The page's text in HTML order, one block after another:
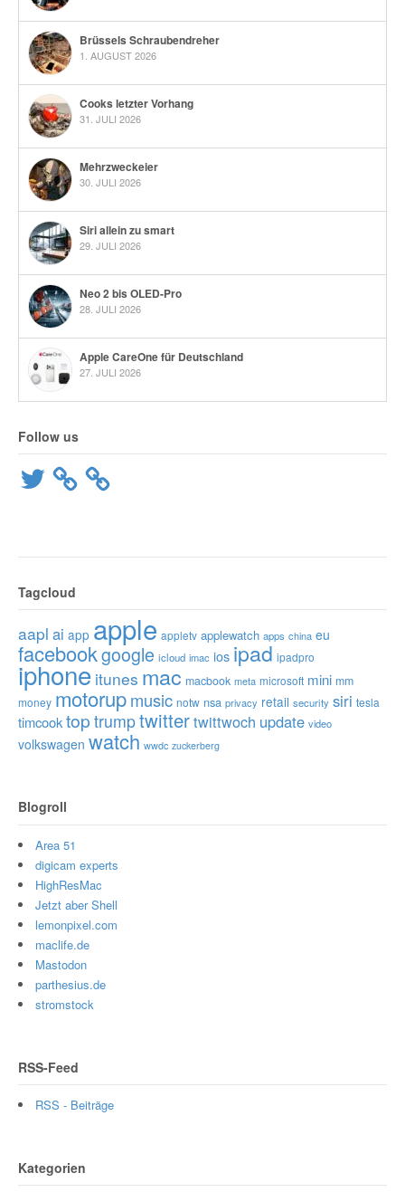
Brüssels Schraubendreher
1. AUGUST 2026
Cooks letzter Vorhang
31. JULI 2026
Mehrzweckeier
30. JULI 2026
Siri allein zu smart
29. JULI 2026
Neo 2 bis OLED-Pro
28. JULI 2026
Apple CareOne für Deutschland
27. JULI 2026
Follow us
Twitter
Tagcloud
aapl ai app apple appletv applewatch apps china eu
facebookgoogle icloud imac ios ipad ipadpro
iphone itunes mac macbook meta microsoft mini mm
money motorupmusic notw nsa privacy retail security siri tesla
timcooktop trumptwittertwittwoch update video
volkswagen watch wwdc zuckerberg
Blogroll
Area 51
digicam experts
HighResMac
Jetzt aber Shell
lemonpixel.com
maclife.de
Mastodon
parthesius.de
stromstock
RSS-Feed
RSS - Beiträge
Kategorien